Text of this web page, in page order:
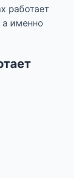
работает
а именно